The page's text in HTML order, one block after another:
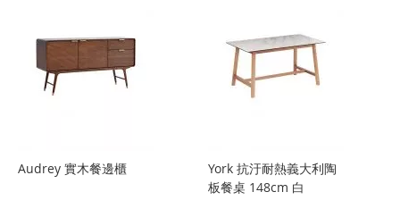
Audrey 實木餐邊櫃
York 抗汙耐熱義大利陶
板餐桌 148cm 白